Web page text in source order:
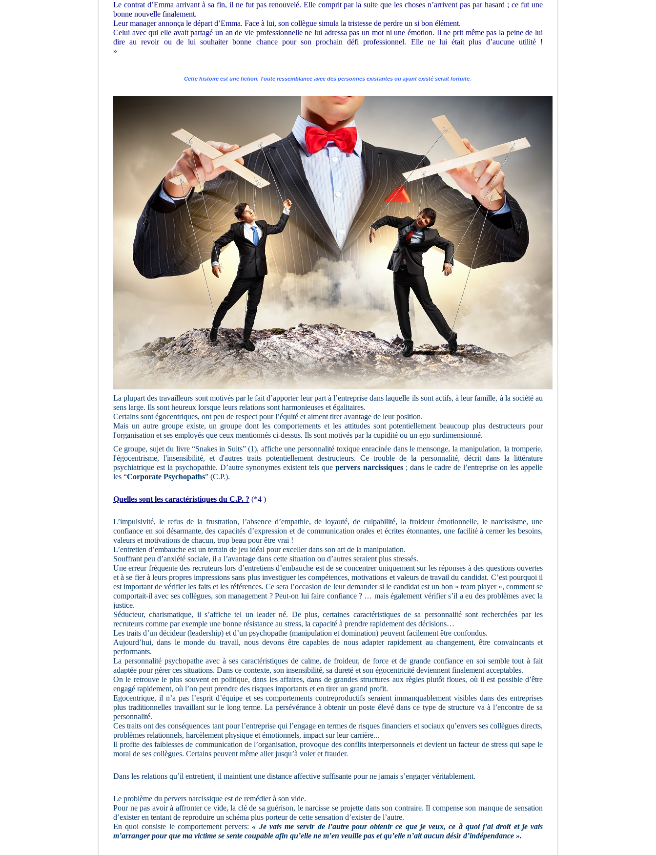
Le contrat d’Emma arrivant à sa fin, il ne fut pas renouvelé. Elle comprit par la suite que les choses n’arrivent pas par hasard ; ce fut une
bonne nouvelle finalement.
Leur manager annonça le départ d’Emma. Face à lui, son collègue simula la tristesse de perdre un si bon élément.
Celui avec qui elle avait partagé un an de vie professionnelle ne lui adressa pas un mot ni une émotion. Il ne prit même pas la peine de lui
dire au revoir ou de lui souhaiter bonne chance pour son prochain défi professionnel. Elle ne lui était plus d’aucune utilité !
»
Cette histoire est une fiction. Toute ressemblance avec des personnes existantes ou ayant existé serait fortuite.
La plupart des travailleurs sont motivés par le fait d’apporter leur part à l’entreprise dans laquelle ils sont actifs, à leur famille, à la société au
sens large. Ils sont heureux lorsque leurs relations sont harmonieuses et égalitaires.
Certains sont égocentriques, ont peu de respect pour l’équité et aiment tirer avantage de leur position.
Mais un autre groupe existe, un groupe dont les comportements et les attitudes sont potentiellement beaucoup plus destructeurs pour
l'organisation et ses employés que ceux mentionnés ci-dessus. Ils sont motivés par la cupidité ou un ego surdimensionné.
Ce groupe, sujet du livre “Snakes in Suits” (1), affiche une personnalité toxique enracinée dans le mensonge, la manipulation, la tromperie,
l'égocentrisme, l'insensibilité, et d'autres traits potentiellement destructeurs. Ce trouble de la personnalité, décrit dans la littérature
psychiatrique est la psychopathie. D’autre synonymes existent tels quepervers narcissiques; dans le cadre de l’entreprise on les appelle
les “Corporate Psychopaths” (C.P.).
Quelles sont les caractéristiques du C.P. ? (*4 )
L’impulsivité, le refus de la frustration, l’absence d’empathie, de loyauté, de culpabilité, la froideur émotionnelle, le narcissisme, une
confiance en soi désarmante, des capacités d’expression et de communication orales et écrites étonnantes, une facilité à cerner les besoins,
valeurs et motivations de chacun, trop beau pour être vrai !
L’entretien d’embauche est un terrain de jeu idéal pour exceller dans son art de la manipulation.
Souffrant peu d’anxiété sociale, il a l’avantage dans cette situation ou d’autres seraient plus stressés.
Une erreur fréquente des recruteurs lors d’entretiens d’embauche est de se concentrer uniquement sur les réponses à des questions ouvertes
et à se fier à leurs propres impressions sans plus investiguer les compétences, motivations et valeurs de travail du candidat. C’est pourquoi il
est important de vérifier les faits et les références. Ce sera l’occasion de leur demander si le candidat est un bon « team player », comment se
comportait-il avec ses collègues, son management ? Peut-on lui faire confiance ? … mais également vérifier s’il a eu des problèmes avec la
justice.
Séducteur, charismatique, il s’affiche tel un leader né. De plus, certaines caractéristiques de sa personnalité sont recherchées par les
recruteurs comme par exemple une bonne résistance au stress, la capacité à prendre rapidement des décisions…
Les traits d’un décideur (leadership) et d’un psychopathe (manipulation et domination) peuvent facilement être confondus.
Aujourd’hui, dans le monde du travail, nous devons être capables de nous adapter rapidement au changement, être convaincants et
performants.
La personnalité psychopathe avec à ses caractéristiques de calme, de froideur, de force et de grande confiance en soi semble tout à fait
adaptée pour gérer ces situations. Dans ce contexte, son insensibilité, sa dureté et son égocentricité deviennent finalement acceptables.
On le retrouve le plus souvent en politique, dans les affaires, dans de grandes structures aux règles plutôt floues, où il est possible d’être
engagé rapidement, où l’on peut prendre des risques importants et en tirer un grand profit.
Egocentrique, il n’a pas l’esprit d’équipe et ses comportements contreproductifs seraient immanquablement visibles dans des entreprises
plus traditionnelles travaillant sur le long terme. La persévérance à obtenir un poste élevé dans ce type de structure va à l’encontre de sa
personnalité.
Ces traits ont des conséquences tant pour l’entreprise qui l’engage en termes de risques financiers et sociaux qu’envers ses collègues directs,
problèmes relationnels, harcèlement physique et émotionnels, impact sur leur carrière...
Il profite des faiblesses de communication de l’organisation, provoque des conflits interpersonnels et devient un facteur de stress qui sape le
moral de ses collègues. Certains peuvent même aller jusqu’à voler et frauder.
Dans les relations qu’il entretient, il maintient une distance affective suffisante pour ne jamais s’engager véritablement.
Le problème du pervers narcissique est de remédier à son vide.
Pour ne pas avoir à affronter ce vide, la clé de sa guérison, le narcisse se projette dans son contraire. Il compense son manque de sensation
d’exister en tentant de reproduire un schéma plus porteur de cette sensation d’exister de l’autre.
En quoi consiste le comportement pervers:« Je vais me servir de l’autre pour obtenir ce que je veux, ce à quoi j’ai droit et je vais
m’arranger pour que ma victime se sente coupable afin qu’elle ne m’en veuille pas et qu’elle n’ait aucun désir d’indépendance ».